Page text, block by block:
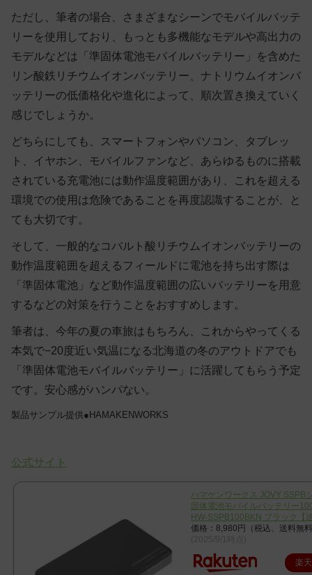
ただし、筆者の場合、さまざまなシーンでモバイルバッテ
リーを使用しており、もっとも多機能なモデルや高出力の
モデルなどは「準固体電池モバイルバッテリー」を含めた
リン酸鉄リチウムイオンバッテリー、ナトリウムイオンバ
ッテリーの低価格化や進化によって、順次置き換えていく
感じでしょうか。
どちらにしても、スマートフォンやパソコン、タブレッ
ト、イヤホン、モバイルファンなど、あらゆるものに搭載
されている充電池には動作温度範囲があり、これを超える
環境での使用は危険であることを再度認識することが、と
ても大切です。
そして、一般的なコバルト酸リチウムイオンバッテリーの
動作温度範囲を超えるフィールドに電池を持ち出す際は
「準固体電池」など動作温度範囲の広いバッテリーを用意
するなどの対策を行うことをおすすめします。
筆者は、今年の夏の車旅はもちろん、これからやってくる
本気で−20度近い気温になる北海道の冬のアウトドアでも
「準固体電池モバイルバッテリー」に活躍してもらう予定
です。安心感がハンパない。
製品サンプル提供●HAMAKENWORKS
公式サイト
ハマケンワークス JOVY SSPB
固体電池モバイルバッテリー
HW-SSPB100BKN ブラック【
価格：8,980円（税込、送料無
楽